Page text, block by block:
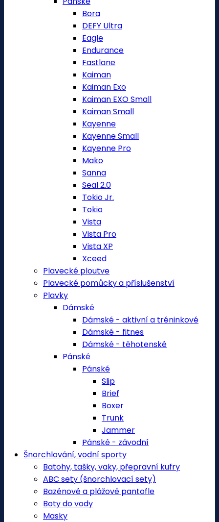
Bora
DEFY Ultra
Eagle
Endurance
Fastlane
Kaiman
Kaiman Exo
Kaiman EXO Small
Kaiman Small
Kayenne
Kayenne Small
Kayenne Pro
Mako
Sanna
Seal 2.0
Tokio Jr.
Tokio
Vista
Vista Pro
Vista XP
Xceed
Plavecké ploutve
Plavecké pomůcky a příslušenství
Plavky
Dámské
Dámské - aktivní a tréninkové
Dámské - fitnes
Dámské - těhotenské
Pánské
Pánské
Slip
Brief
Boxer
Trunk
Jammer
Pánské - závodní
Šnorchlování, vodní sporty
Batohy, tašky, vaky, přepravní kufry
ABC sety (šnorchlovací sety)
Bazénové a plážové pantofle
Boty do vody
Masky